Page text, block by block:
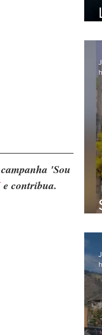
'Sou
e contribua.